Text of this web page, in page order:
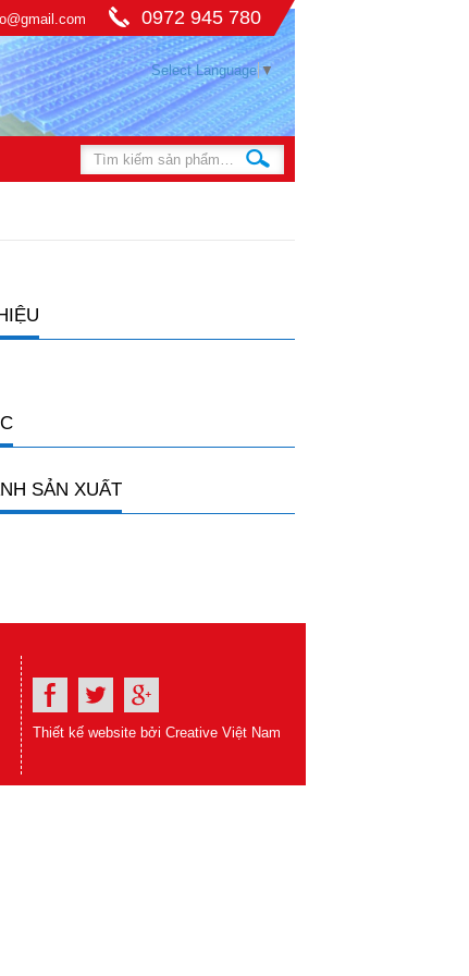
0972 945 780
Select Language ▼
SẢN XUẤT
Thiết kế website bởi Creative Việt Nam